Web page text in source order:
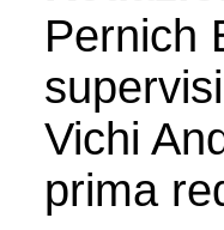
Pernich
Vichi
prima